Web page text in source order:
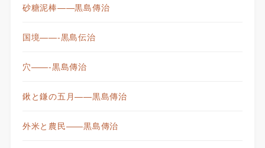
砂糖泥棒——黒島傳治
国境——-黒島伝治
穴——-黒島傳治
鍬と鎌の五月——黒島傳治
外米と農民——黒島傳治